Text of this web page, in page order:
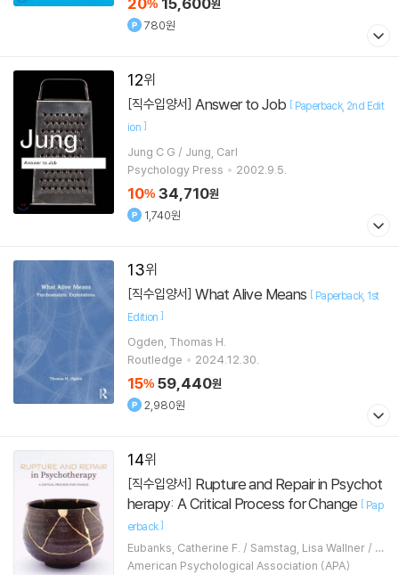
%
원
780원
12
[직수입양서] Answer to Job [ Paperback 2nd Edit
ion ]
Jung C G / Jung, Carl
Psychology Press
2002.9.5.
10% 34,710원
1,740원
13
[직수입양서] What Alive Means [ Paperback 1st
Edition ]
Ogden, Thomas H.
Routledge
2024.12.30.
15% 59,440원
2,980원
14
[직수입양서]
herapy: A Critical Process for Change [ Pap
erback]
Eubanks, Catherine F. / Samstag, Lisa Wallner / M
uran, J. Christopher
American Psychological Association (APA)